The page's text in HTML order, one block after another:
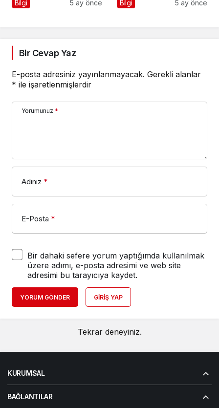
Bilgi 5 ay önce Bilgi 5 ay önce
Bir Cevap Yaz
E-posta adresiniz yayınlanmayacak. Gerekli alanlar
* ile işaretlenmişlerdir
Yorumunuz *
Adınız *
E-Posta *
Bir dahaki sefere yorum yaptığımda kullanılmak
üzere adımı, e-posta adresimi ve web site
adresimi bu tarayıcıya kaydet.
YORUM GÖNDER GIRIŞ YAP
Tekrar deneyiniz.
KURUMSAL
BAĞLANTILAR